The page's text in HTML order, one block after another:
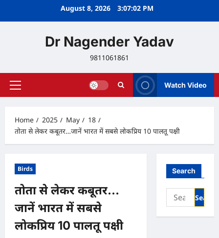
August 8, 2026 3:07:03 PM
Dr Nagender Yadav
9811061861
Primary
Watch Video
Home 2025 May
18
तोता से लेकर कबूतर…जानें भारत में सबसे लोकप्रिय 10 पालतू पक्षी
Birds
तोता से लेकर कबूतर…
जानें भारत में सबसे
लोकप्रिय 10 पालतू पक्षी
Search
Search
for: